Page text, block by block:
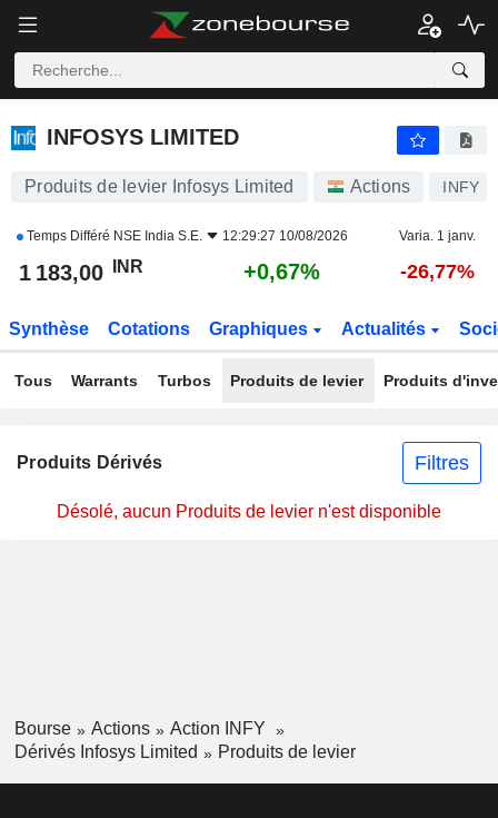
INFOSYS LIMITED
INFOSYS LIMITED
Produits de levier Infosys Limited Actions INFY
Temps Différé NSE India S.E. 12:29:27 10/08/2026 Varia. 1 janv.
1 183,00 INR +0,67% -26,77%
Synthèse Cotations Graphiques Actualités
Tous Warrants Turbos Produits de levier Produits
Produits Dérivés Filtres
Désolé, aucun Produits de levier n'est disponible
Bourse Actions
Action INFY
Dérivés Infosys Limited
Produits de levier